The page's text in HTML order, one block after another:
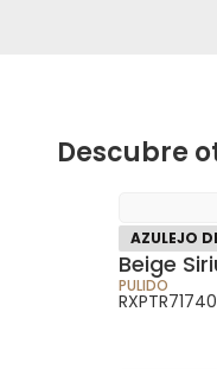
Descubre
AZULEJO
Beige
PULIDO
RXPTR71740